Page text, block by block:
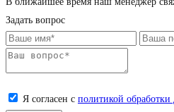
Задать вопрос
Я согласен с политикой